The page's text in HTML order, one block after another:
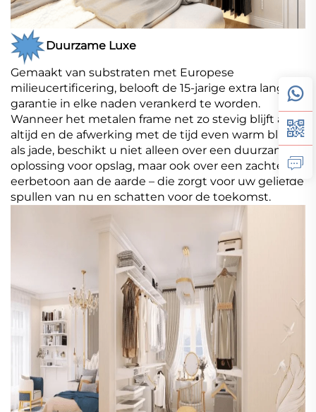
Duurzame Luxe
Gemaakt van substraten met Europese
milieucertificering, belooft de 15-jarige extra lange
garantie in elke naden verankerd te worden.
Wanneer het metalen frame net zo stevig blijft als
altijd en de afwerking met de tijd even warm blijft
als jade, beschikt u niet alleen over een duurzame
oplossing voor opslag, maar ook over een zachte
eerbetoon aan de aarde – die zorgt voor uw geliefde
spullen van nu en schatten voor de toekomst.